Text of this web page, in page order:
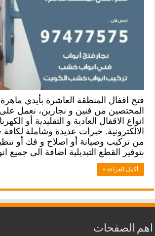
فتح اقفال المنطقة العاشرة بأيدي
المختصين من فنين و نجارين، نعمل
انواع الاقفال العادية و التقليدية أو
الالكترونية. خبرات عديدة وشاملة
من تركيب وصيانة أو اصلاح و فك أو
بتوفير القطع التبديلية اضافة الى جميع
أكمل القراءة »
اهم الصفحات